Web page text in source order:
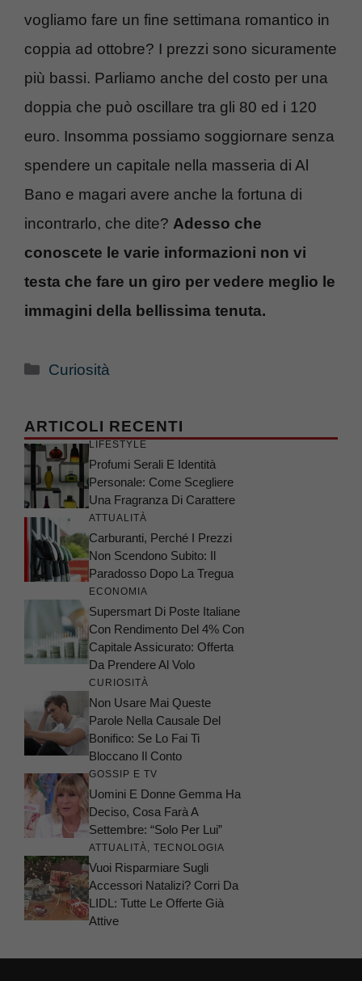
vogliamo fare un fine settimana romantico in
coppia ad ottobre? I prezzi sono sicuramente
più bassi. Parliamo anche del costo per una
doppia che può oscillare tra gli 80 ed i 120
euro. Insomma possiamo soggiornare senza
spendere un capitale nella masseria di Al
Bano e magari avere anche la fortuna di
incontrarlo, che dite? Adesso che
conoscete le varie informazioni non vi
testa che fare un giro per vedere meglio le
immagini della bellissima tenuta.
Categorie
Curiosità
ARTICOLI RECENTI
LIFESTYLE
Profumi Serali E Identità
Personale: Come Scegliere
Una Fragranza Di Carattere
ATTUALITÀ
Carburanti, Perché I Prezzi
Non Scendono Subito: Il
Paradosso Dopo La Tregua
ECONOMIA
Supersmart Di Poste Italiane
Con Rendimento Del 4% Con
Capitale Assicurato: Offerta
Da Prendere Al Volo
CURIOSITÀ
Non Usare Mai Queste
Parole Nella Causale Del
Bonifico: Se Lo Fai Ti
Bloccano Il Conto
GOSSIP E TV
Uomini E Donne Gemma Ha
Deciso, Cosa Farà A
Settembre: “Solo Per Lui”
ATTUALITÀ, TECNOLOGIA
Vuoi Risparmiare Sugli
Accessori Natalizi? Corri Da
LIDL: Tutte Le Offerte Già
Attive